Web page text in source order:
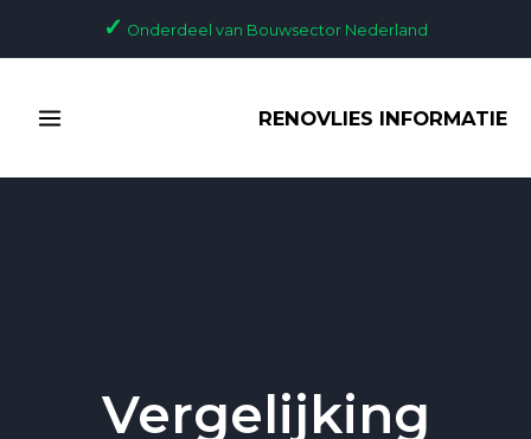
✓ Onderdeel van Bouwsector Nederland
MENU
RENOVLIES INFORMATIE
Vergelijking